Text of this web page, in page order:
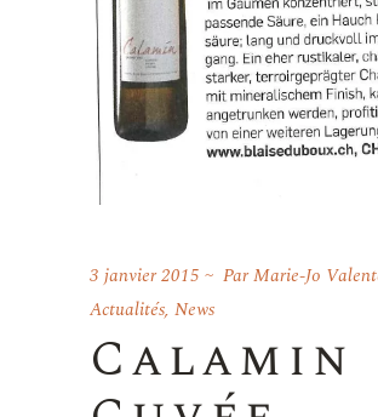
3 janvier 2015 ParMarie-Jo
Actualités, News
Calamin